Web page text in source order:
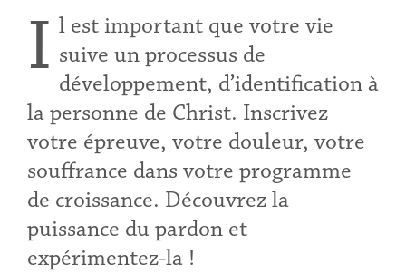
I l est important que votre vie
suive un processus de
développement, d’identification à
la personne de Christ. Inscrivez
votre épreuve, votre douleur, votre
souffrance dans votre programme
de croissance. Découvrez la
puissance du pardon et
expérimentez-la !